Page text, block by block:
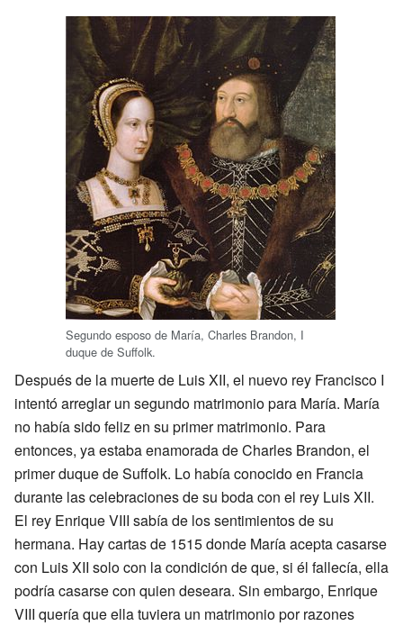
Segundo esposo de María, Charles Brandon, I
duque de Suffolk.
Después de la muerte de Luis XII, el nuevo rey Francisco I
intentó arreglar un segundo matrimonio para María. María
no había sido feliz en su primer matrimonio. Para
entonces, ya estaba enamorada de Charles Brandon, el
primer duque de Suffolk. Lo había conocido en Francia
durante las celebraciones de su boda con el rey Luis XII.
El rey Enrique VIII sabía de los sentimientos de su
hermana. Hay cartas de 1515 donde María acepta casarse
con Luis XII solo con la condición de que, si él fallecía, ella
podría casarse con quien deseara. Sin embargo, Enrique
VIII quería que ella tuviera un matrimonio por razones